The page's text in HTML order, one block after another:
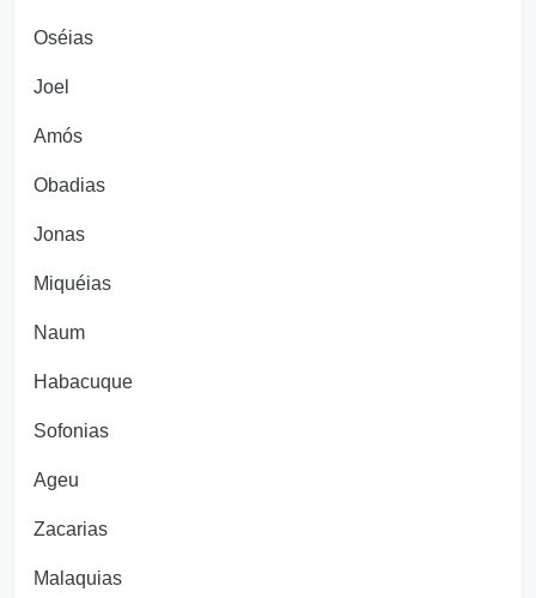
Oséias
Joel
Amós
Obadias
Jonas
Miquéias
Naum
Habacuque
Sofonias
Ageu
Zacarias
Malaquias